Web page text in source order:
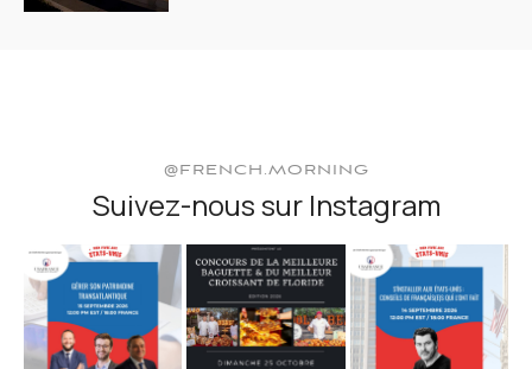
@FRENCH.MORNING
Suivez-nous sur Instagram